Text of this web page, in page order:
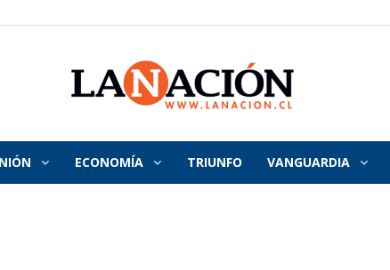
La
ECONOMÍA TRIUNFO VANGUARDIA